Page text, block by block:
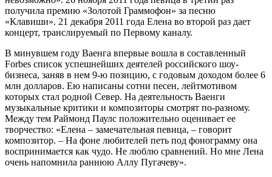
получила премию «Золотой Граммофон» за песню
«Клавиши». 21 декабря 2011 года Елена во второй раз дает
концерт, транслируемый по Первому каналу.
В минувшем году Ваенга впервые вошла в составленный
Forbes список успешнейших деятелей российского шоу-
бизнеса, заняв в нем 9-ю позицию, с годовым доходом более 6
млн долларов. Ею написаны сотни песен, лейтмотивом
которых стал родной Север. На деятельность Ваенги
музыкальные критики и композиторы смотрят по-разному.
Между тем Раймонд Паулс положительно оценивает ее
творчество: «Елена – замечательная певица, – говорит
композитор. – На фоне любителей петь под фонограмму она
воспринимается как чудо. Не люблю сравнений. Но мне Лена
очень напомнила раннюю Аллу Пугачеву».